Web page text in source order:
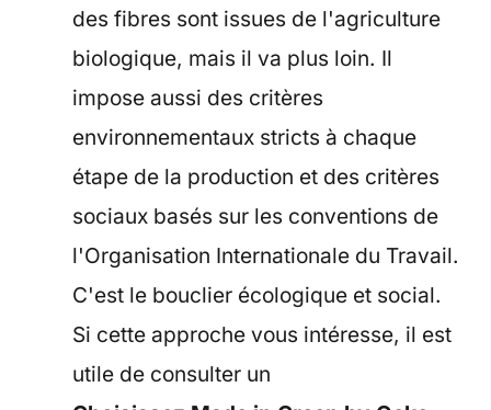
des fibres sont issues de l'agriculture
biologique, mais il va plus loin. Il
impose aussi des critères
environnementaux stricts à chaque
étape de la production et des critères
sociaux basés sur les conventions de
l'Organisation Internationale du Travail.
C'est le bouclier écologique et social.
Si cette approche vous intéresse, il est
utile de consulter un